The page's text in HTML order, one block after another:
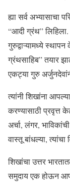
ह्या सर्व अभ्यासाचा
“आदी ग्रंथ”
गुरुद्वाऱ्यामध्ये
ग्रंथसाहिब” तयार
एकट्या गुरु
त्यांनी शिखांना
करण्यासाठी प्रवृत्त
अर्चा, लंगर,
वास्तू बांधल्या,
शिखांचा उत्तर
समुदाय एक होऊन